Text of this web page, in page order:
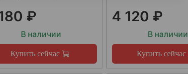
₽
В наличии
Купить сейчас
4 120 ₽
В наличии
Купить сейчас